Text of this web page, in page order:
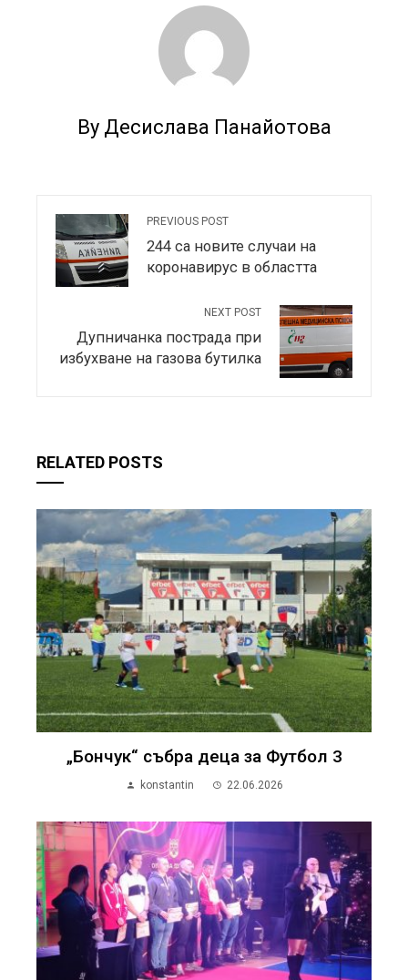
By Десислава Панайотова
PREVIOUS POST
244 са новите случаи на
коронавирус в областта
NEXT POST
Дупничанка пострада при
избухване на газова бутилка
RELATED POSTS
„Бончук“ събра деца за Футбол 3
konstantin 22.06.2026